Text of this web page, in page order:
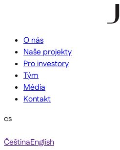
O nás
Naše projekty
Pro investory
Tým
Média
Kontakt
cs
ČeštinaEnglish